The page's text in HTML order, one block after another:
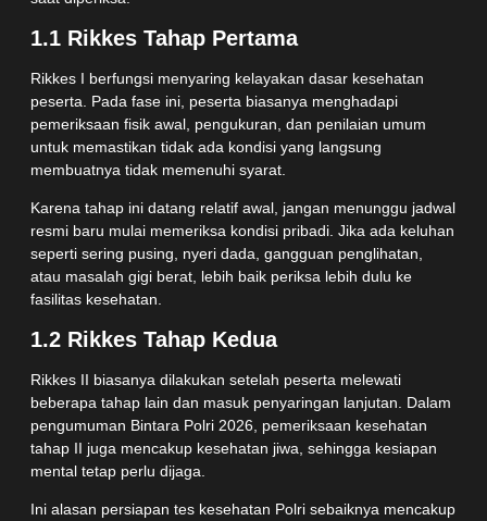
1.1 Rikkes Tahap Pertama
Rikkes I berfungsi menyaring kelayakan dasar kesehatan
peserta. Pada fase ini, peserta biasanya menghadapi
pemeriksaan fisik awal, pengukuran, dan penilaian umum
untuk memastikan tidak ada kondisi yang langsung
membuatnya tidak memenuhi syarat.
Karena tahap ini datang relatif awal, jangan menunggu jadwal
resmi baru mulai memeriksa kondisi pribadi. Jika ada keluhan
seperti sering pusing, nyeri dada, gangguan penglihatan,
atau masalah gigi berat, lebih baik periksa lebih dulu ke
fasilitas kesehatan.
1.2 Rikkes Tahap Kedua
Rikkes II biasanya dilakukan setelah peserta melewati
beberapa tahap lain dan masuk penyaringan lanjutan. Dalam
pengumuman Bintara Polri 2026, pemeriksaan kesehatan
tahap II juga mencakup kesehatan jiwa, sehingga kesiapan
mental tetap perlu dijaga.
Ini alasan persiapan tes kesehatan Polri sebaiknya mencakup